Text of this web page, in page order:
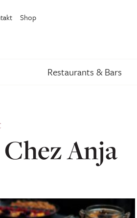
Shop
Restaurants & Bars
Anja